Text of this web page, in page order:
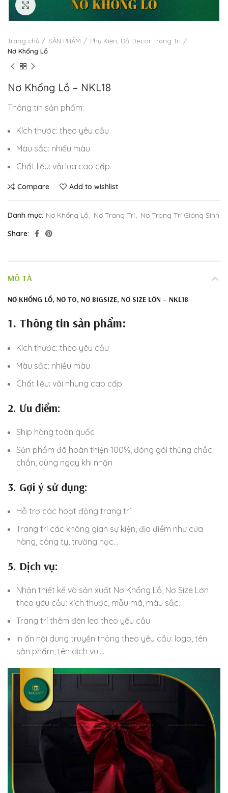
Click to enlarge
Trang chủ SẢN PHẨM
Phụ Kiện, Đồ Decor Trang Trí
Nơ Khổng Lồ
Nơ Khổng Lồ – NKL18
Thông tin sản phẩm:
Kích thước: theo yêu cầu
Màu sắc: nhiều màu
Chất liệu: vải lụa cao cấp
Compare Add to wishlist
Danh mục: Nơ Khổng Lồ, Nơ Trang Trí, Nơ Trang Trí Giáng Sinh
Share
MÔ TẢ
NƠ KHỔNG LỒ, NƠ TO, NƠ BIGSIZE, NƠ SIZE LỚN – NKL18
1. Thông tin sản phẩm:
Kích thước: theo yêu cầu
Màu sắc: nhiều màu
Chất liệu: vải nhung cao cấp
2. Ưu điểm:
Ship hàng toàn quốc
Sản phẩm đã hoàn thiện 100%, đóng gói thùng chắc
chắn, dùng ngay khi nhận
3. Gợi ý sử dụng:
Hỗ trợ các hoạt động trang trí
Trang trí các không gian sự kiện, địa điểm như cửa
hàng, công ty, trường học…
5. Dịch vụ:
Nhận thiết kế và sản xuất Nơ Khổng Lồ, Nơ Size Lớn
theo yêu cầu: kích thước, mẫu mã, màu sắc.
Trang trí thêm đèn led theo yêu cầu
In ấn nội dung truyền thông theo yêu cầu: logo, tên
sản phẩm, tên dịch vụ….